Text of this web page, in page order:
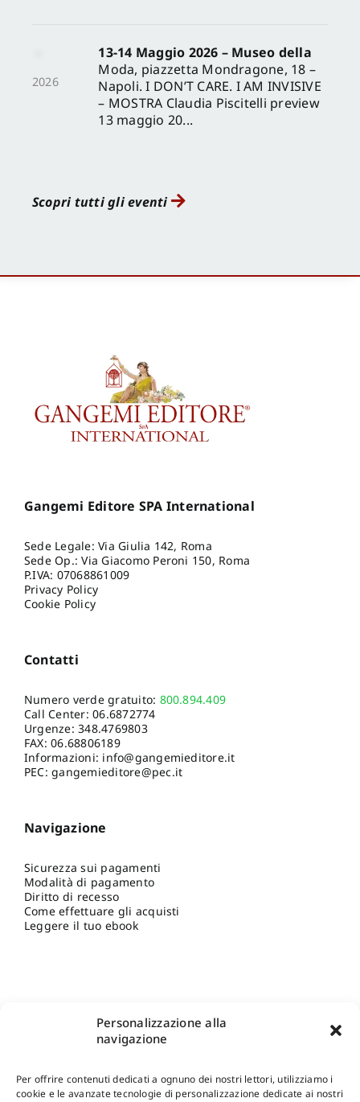
Personalizzazione alla
navigazione
Per offrire contenuti dedicati a ognuno dei nostri lettori, utilizziamo i
cookie e le avanzate tecnologie di personalizzazione dedicate ai nostri
2026
13-14 Maggio 2026 – Museo della
Moda, piazzetta Mondragone, 18 –
Napoli. I DON’T CARE. I AM INVISIVE
– MOSTRA Claudia Piscitelli preview
13 maggio 20...
Scopri tutti gli eventi
Gangemi Editore SPA International
Sede Legale: Via Giulia 142, Roma
Sede Op.: Via Giacomo Peroni 150, Roma
P.IVA: 07068861009
Privacy Policy
Cookie Policy
Contatti
Numero verde gratuito: 800.894.409
Call Center:06.6872774
Urgenze:348.4769803
FAX: 06.68806189
Informazioni: info@gangemieditore.it
PEC: gangemieditore@pec.it
Navigazione
Sicurezza sui pagamenti
Modalità di pagamento
Diritto di recesso
Come effettuare gli acquisti
Leggere il tuo ebook